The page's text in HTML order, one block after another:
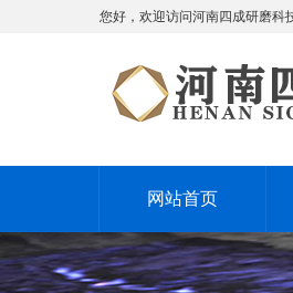
您好，欢迎访问河南四成研磨科
网站首页